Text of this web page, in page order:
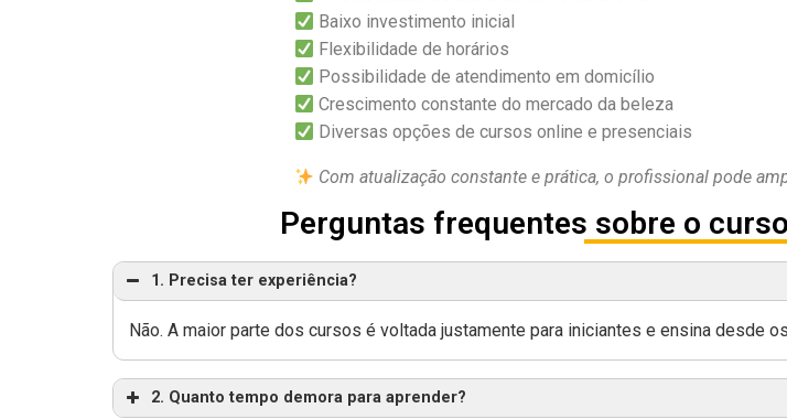
Baixo investimento inicial
Flexibilidade de horários
Possibilidade de atendimento em domicílio
Crescimento constante do mercado da beleza
Diversas opções de cursos online e presenciais
Com atualização constante e prática, o profissional pode
Perguntas frequentes sobre o
1. Precisa ter experiência?
Não. A maior parte dos cursos é voltada justamente para iniciantes e ensina desde
2. Quanto tempo demora para aprender?